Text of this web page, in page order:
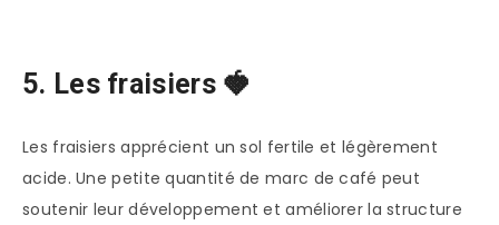
5. Les fraisiers 🍓
Les fraisiers apprécient un sol fertile et légèrement
acide. Une petite quantité de marc de café peut
soutenir leur développement et améliorer la structure